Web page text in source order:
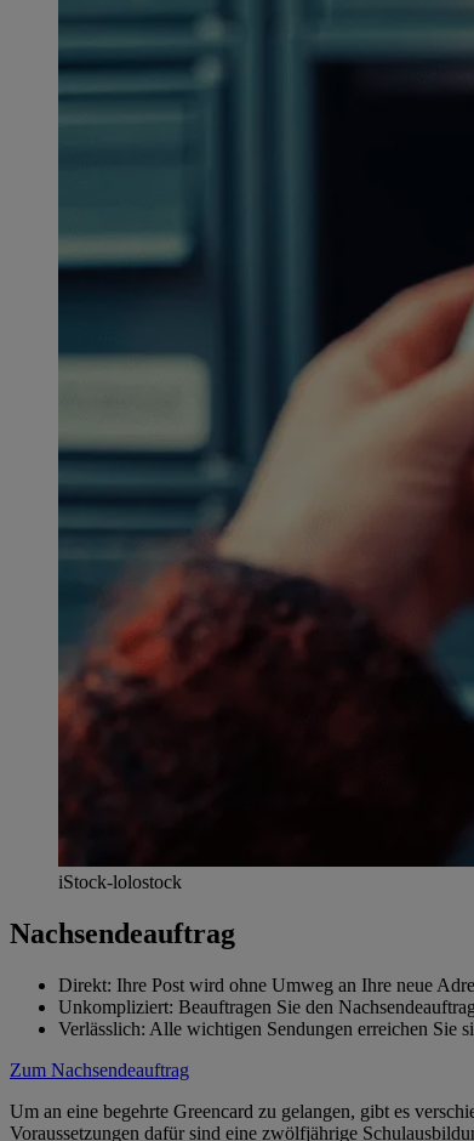
iStock-lolostock
Nachsendeauftrag
Direkt: Ihre Post wird ohne Umweg an Ihre neue
Unkompliziert: Beauftragen Sie den
Verlässlich: Alle wichtigen Sendungen erreichen Sie
Zum Nachsendeauftrag
Um an eine begehrte Greencard zu gelangen, gibt es
Voraussetzungen dafür sind eine zwölfjährige